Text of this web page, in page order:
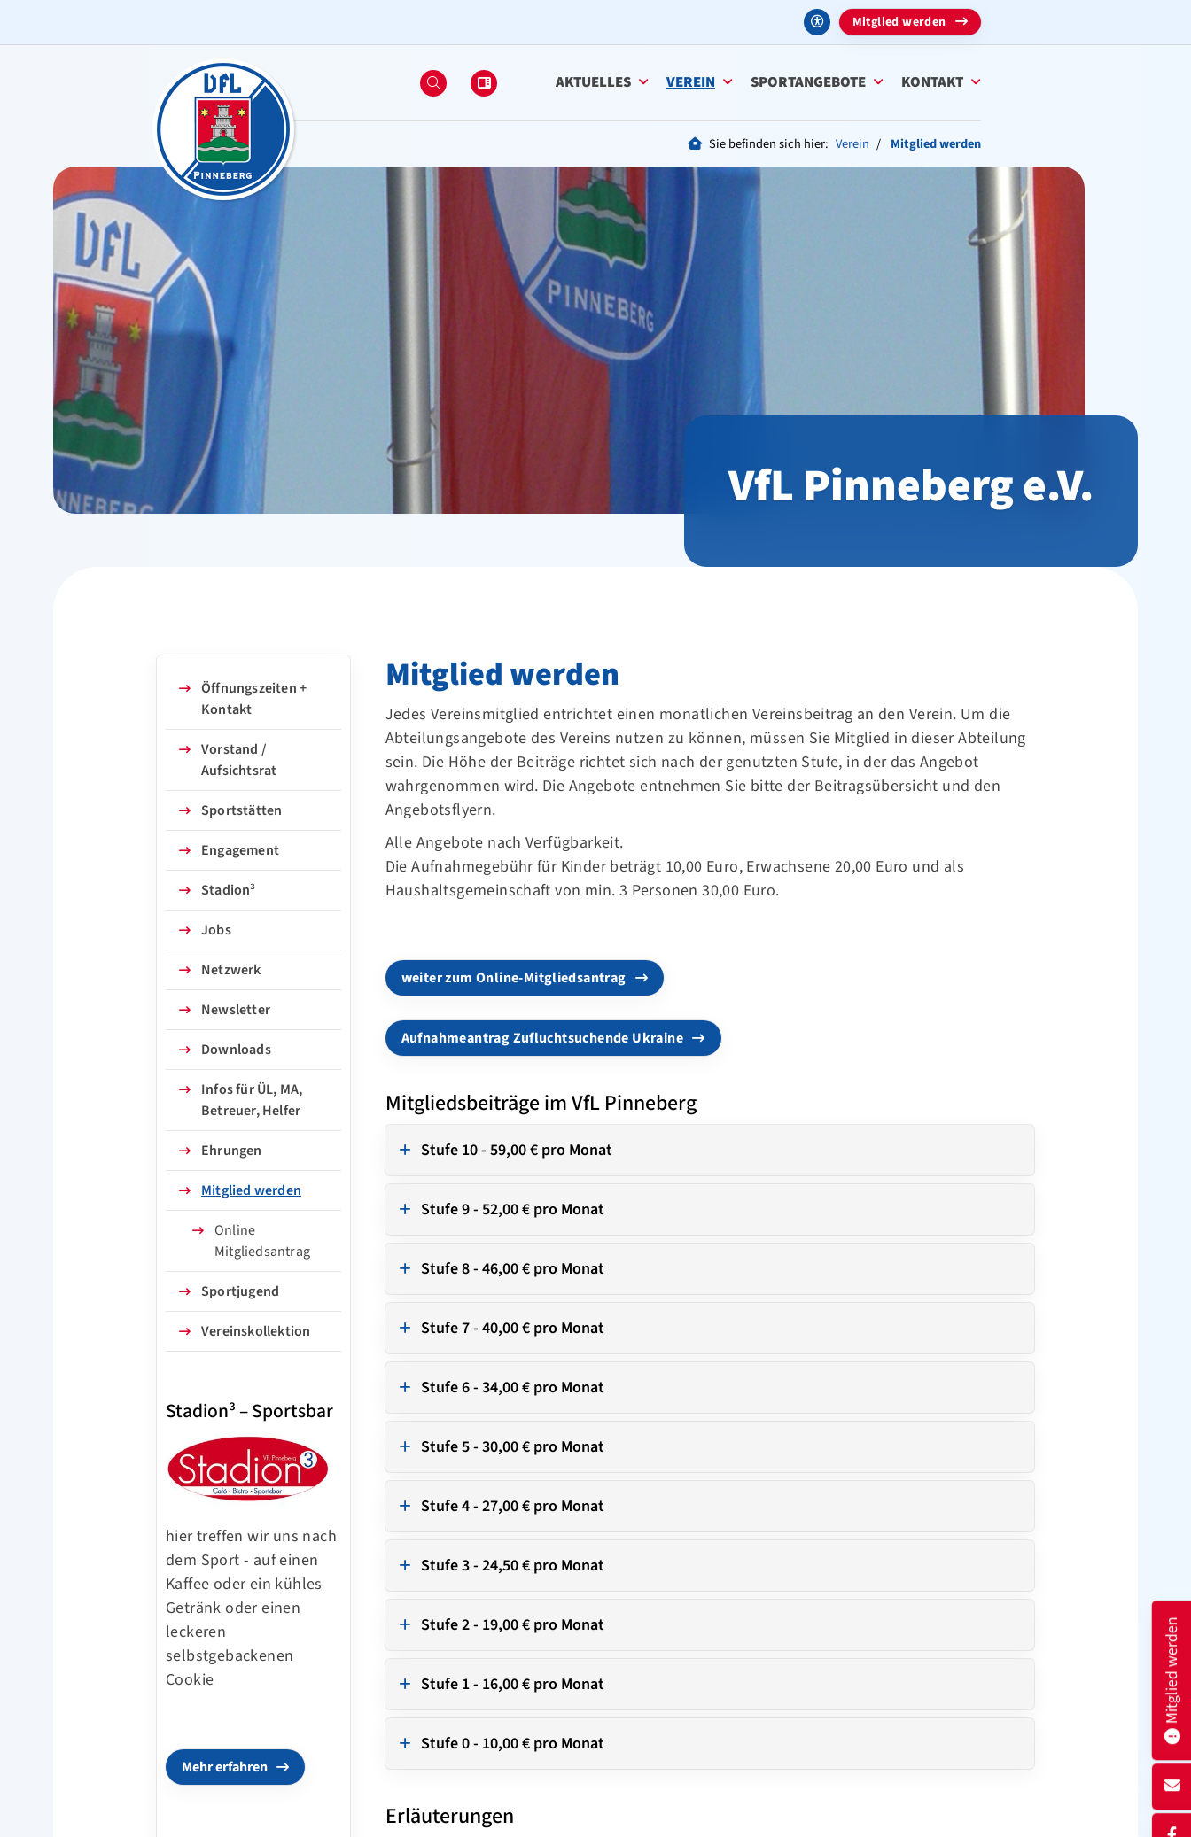
Mitglied werden
AKTUELLES VEREIN SPORTANGEBOTE KONTAKT
Sie befinden sich hier: Verein Mitglied werden
VfL Pinneberg e.V.
Mitglied werden
Jedes Vereinsmitglied entrichtet einen monatlichen Vereinsbeitrag an den Verein. Um die
Abteilungsangebote des Vereins nutzen zu können, müssen Sie Mitglied in dieser Abteilung
sein. Die Höhe der Beiträge richtet sich nach der genutzten Stufe, in der das Angebot
wahrgenommen wird. Die Angebote entnehmen Sie bitte der Beitragsübersicht und den
Angebotsflyern.
Alle Angebote nach Verfügbarkeit.
Die Aufnahmegebühr für Kinder beträgt 10,00 Euro, Erwachsene 20,00 Euro und als
Haushaltsgemeinschaft von min. 3 Personen 30,00 Euro.
weiter zum Online-Mitgliedsantrag
Aufnahmeantrag Zufluchtsuchende Ukraine
Mitgliedsbeiträge im VfL Pinneberg
Stufe 10 - 59,00 € pro Monat
Stufe 9 - 52,00 € pro Monat
Stufe 8 - 46,00 € pro Monat
Stufe 7 - 40,00 € pro Monat
Stufe 6 - 34,00 € pro Monat
Stufe 5 - 30,00 € pro Monat
Stufe 4 - 27,00 € pro Monat
Stufe 3 - 24,50 € pro Monat
Stufe 2 - 19,00 € pro Monat
Stufe 1 - 16,00 € pro Monat
Stufe 0 - 10,00 € pro Monat
Erläuterungen
Öffnungszeiten +
Kontakt
Vorstand /
Aufsichtsrat
Sportstätten
Engagement
Stadion³
Jobs
Netzwerk
Newsletter
Downloads
Infos für ÜL, MA,
Betreuer, Helfer
Ehrungen
Mitglied werden
Online
Mitgliedsantrag
Sportjugend
Vereinskollektion
Stadion³ – Sportsbar
hier treffen wir uns nach
dem Sport - auf einen
Kaffee oder ein kühles
Getränk oder einen
leckeren
selbstgebackenen
Cookie
Mehr erfahren
Mitglied werden